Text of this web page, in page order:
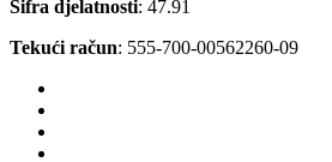
Šifra djelatnosti: 47.91
Tekući račun: 555-700-00562260-09